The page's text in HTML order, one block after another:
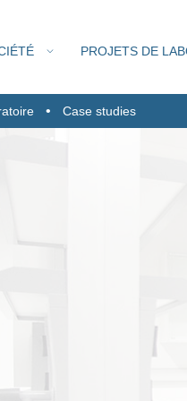
PROJETS DE
Case studies